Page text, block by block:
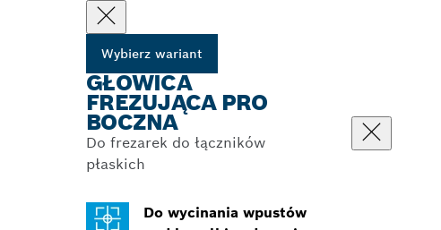
Wybierz wariant
GŁOWICA
FREZUJĄCA PRO
BOCZNA
Do frezarek do łączników
płaskich
Do wycinania wpustów